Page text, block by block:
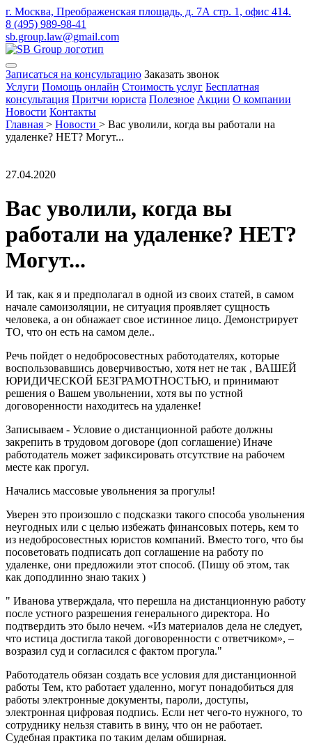
г. Москва, Преображенская площадь, д. 7А стр. 1, офис 414.
8 (495) 989-98-41
sb.group.law@gmail.com
Записаться на консультацию Заказать звонок
Услуги Помощь онлайн Стоимость услуг Бесплатная
консультация Притчи юриста Полезное Акции О компании
Новости Контакты
Главная > Новости > Вас уволили, когда вы работали на
удаленке? НЕТ? Могут...
27.04.2020
Вас уволили, когда вы
работали на удаленке? НЕТ?
Могут...
И так, как я и предполагал в одной из своих статей, в самом
начале самоизоляции, не ситуация проявляет сущность
человека, а он обнажает свое истинное лицо. Демонстрирует
ТО, что он есть на самом деле..
Речь пойдет о недобросовестных работодателях, которые
воспользовавшись доверчивостью, хотя нет не так , ВАШЕЙ
ЮРИДИЧЕСКОЙ БЕЗГРАМОТНОСТЬЮ, и принимают
решения о Вашем увольнении, хотя вы по устной
договоренности находитесь на удаленке!
Записываем - Условие о дистанционной работе должны
закрепить в трудовом договоре (доп соглашение) Иначе
работодатель может зафиксировать отсутствие на рабочем
месте как прогул.
Начались массовые увольнения за прогулы!
Уверен это произошло с подсказки такого способа увольнения
неугодных или с целью избежать финансовых потерь, кем то
из недобросовестных юристов компаний. Вместо того, что бы
посоветовать подписать доп соглашение на работу по
удаленке, они предложили этот способ. (Пишу об этом, так
как доподлинно знаю таких )
" Иванова утверждала, что перешла на дистанционную работу
после устного разрешения генерального директора. Но
подтвердить это было нечем. «Из материалов дела не следует,
что истица достигла такой договоренности с ответчиком», –
возразил суд и согласился с фактом прогула."
Работодатель обязан создать все условия для дистанционной
работы Тем, кто работает удаленно, могут понадобиться для
работы электронные документы, пароли, доступы,
электронная цифровая подпись. Если нет чего-то нужного, то
сотруднику нельзя ставить в вину, что он не работает.
Судебная практика по таким делам обширная.